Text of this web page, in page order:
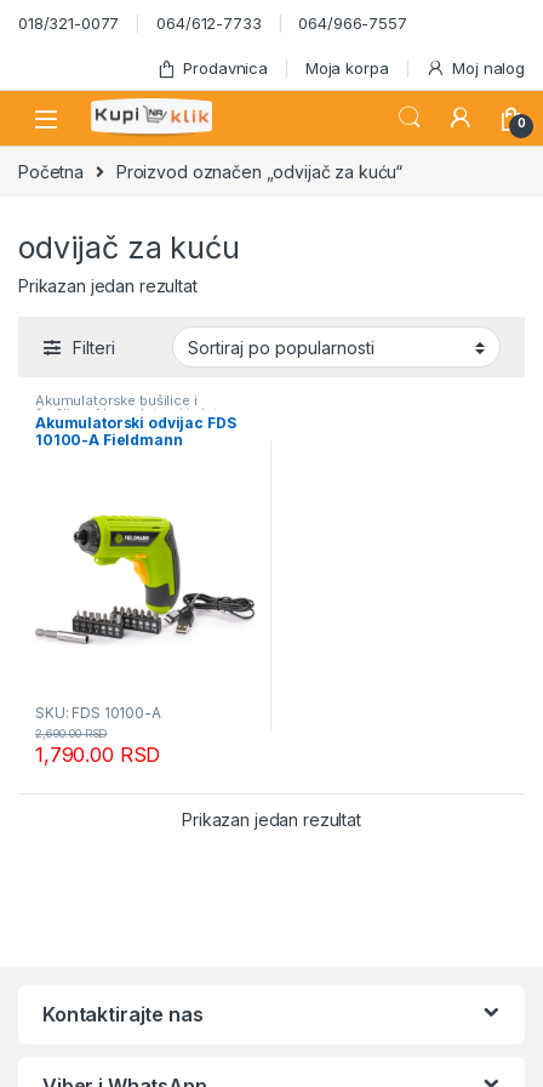
Skip to navigation
Skip to content
018/321-0077 064/612-7733 064/966-7557
Prodavnica Moja korpa Moj nalog
0
Početna Proizvod označen „odvijač za kuću“
odvijač za kuću
Prikazan jedan rezultat
Filteri
Akumulatorske bušilice i
šrafilice , Akumulatorski alat
Akumulatorski odvijac FDS
10100-A Fieldmann
SKU: FDS 10100-A
1,790.00 RSD
2,690.00RSD
Prikazan jedan rezultat
Kontaktirajte nas